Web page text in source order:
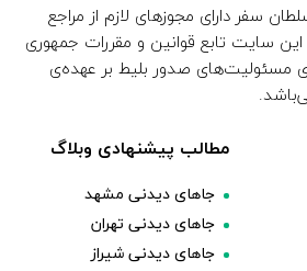
سفر دارای مجوزهای لازم از مراجع
سایت تابع قوانین و مقررات جمهوری
مسئولیت‌های صدور بلیط بر عهده‌ی
مطالب پیشنهادی وبلاگ
جاهای دیدنی مشهد
جاهای دیدنی تهران
جاهای دیدنی شیراز